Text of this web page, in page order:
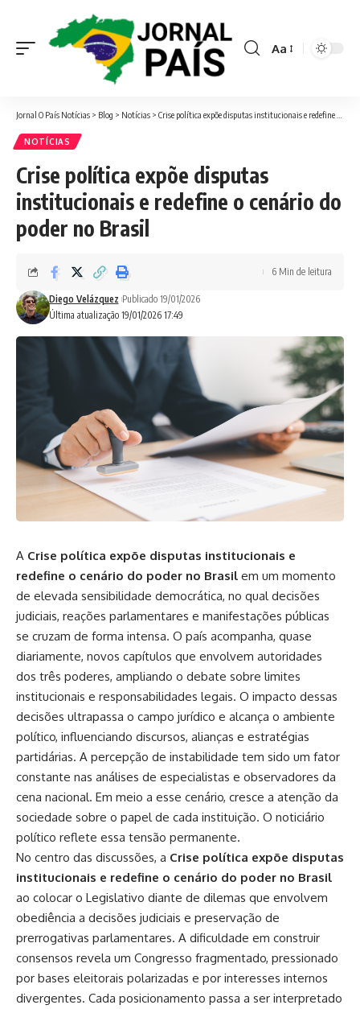
Font
Aa
Jornal O País Notícias > Blog > Notícias > Crise política expõe disputas institucionais e redefine o cenário do poder no Brasil
NOTÍCIAS
Crise política expõe disputas
institucionais e redefine o cenário do
poder no Brasil
Última atualização 19/01/2026 17:49
Diego Velázquez Publicado 19/01/2026
6 Min de leitura
A Crise política expõe disputas institucionais e
redefine o cenário do poder no Brasil em um momento
de elevada sensibilidade democrática, no qual decisões
judiciais, reações parlamentares e manifestações públicas
se cruzam de forma intensa. O país acompanha, quase
diariamente, novos capítulos que envolvem autoridades
dos três poderes, ampliando o debate sobre limites
institucionais e responsabilidades legais. O impacto dessas
decisões ultrapassa o campo jurídico e alcança o ambiente
político, influenciando discursos, alianças e estratégias
partidárias. A percepção de instabilidade tem sido um fator
constante nas análises de especialistas e observadores da
cena nacional. Em meio a esse cenário, cresce a atenção da
sociedade sobre o papel de cada instituição. O noticiário
político reflete essa tensão permanente.
No centro das discussões, a Crise política expõe disputas
institucionais e redefine o cenário do poder no Brasil
ao colocar o Legislativo diante de dilemas que envolvem
obediência a decisões judiciais e preservação de
prerrogativas parlamentares. A dificuldade em construir
consensos revela um Congresso fragmentado, pressionado
por bases eleitorais polarizadas e por interesses internos
divergentes. Cada posicionamento passa a ser interpretado